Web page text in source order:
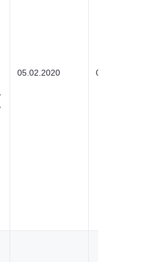
05.02.2020 09.04.2025